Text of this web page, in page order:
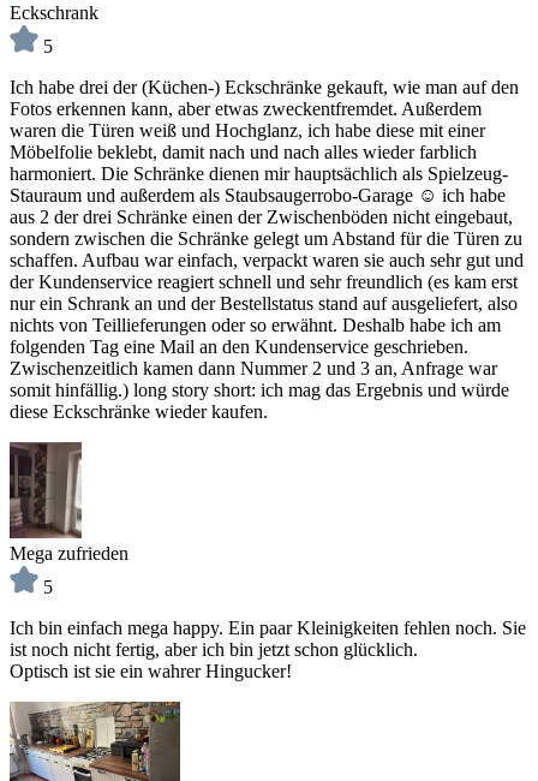
Eckschrank
5
Ich habe drei der (Küchen-) Eckschränke gekauft, wie man auf den
Fotos erkennen kann, aber etwas zweckentfremdet. Außerdem
waren die Türen weiß und Hochglanz, ich habe diese mit einer
Möbelfolie beklebt, damit nach und nach alles wieder farblich
harmoniert. Die Schränke dienen mir hauptsächlich als Spielzeug-
Stauraum und außerdem als Staubsaugerrobo-Garage ☺️ ich habe
aus 2 der drei Schränke einen der Zwischenböden nicht eingebaut,
sondern zwischen die Schränke gelegt um Abstand für die Türen zu
schaffen. Aufbau war einfach, verpackt waren sie auch sehr gut und
der Kundenservice reagiert schnell und sehr freundlich (es kam erst
nur ein Schrank an und der Bestellstatus stand auf ausgeliefert, also
nichts von Teillieferungen oder so erwähnt. Deshalb habe ich am
folgenden Tag eine Mail an den Kundenservice geschrieben.
Zwischenzeitlich kamen dann Nummer 2 und 3 an, Anfrage war
somit hinfällig.) long story short: ich mag das Ergebnis und würde
diese Eckschränke wieder kaufen.
Mega zufrieden
5
Ich bin einfach mega happy. Ein paar Kleinigkeiten fehlen noch. Sie
ist noch nicht fertig, aber ich bin jetzt schon glücklich.
Optisch ist sie ein wahrer Hingucker!